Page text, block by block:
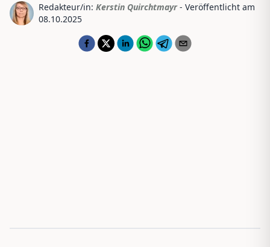
Redakteur/in: Kerstin Quirchtmayr - Veröffentlicht am
08.10.2025